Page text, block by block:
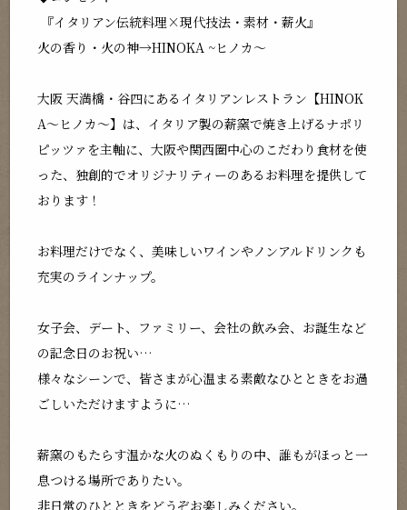
『イタリアン伝統料理×現代技法・素材・薪火』
火の香り・火の神→HINOKA ~ヒノカ～
大阪 天満橋・谷四にあるイタリアンレストラン【HINOK
A～ヒノカ～】は、イタリア製の薪窯で焼き上げるナポリ
ピッツァを主軸に、大阪や関西圏中心のこだわり食材を使
った、独創的でオリジナリティーのあるお料理を提供して
おります！
お料理だけでなく、美味しいワインやノンアルドリンクも
充実のラインナップ。
女子会、デート、ファミリー、会社の飲み会、お誕生など
の記念日のお祝い…
様々なシーンで、皆さまが心温まる素敵なひとときをお過
ごしいただけますように…
薪窯のもたらす温かな火のぬくもりの中、誰もがほっと一
息つける場所でありたい。
非日常のひとときをどうぞお楽しみください。